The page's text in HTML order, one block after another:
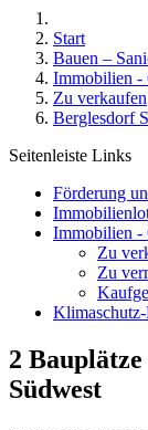
Start
Bauen –
Immobilien -
Zu verkaufen
Berglesdorf
Seitenleiste Links
Förderung
Immobilien -
Zu
Zu
2
Südwest